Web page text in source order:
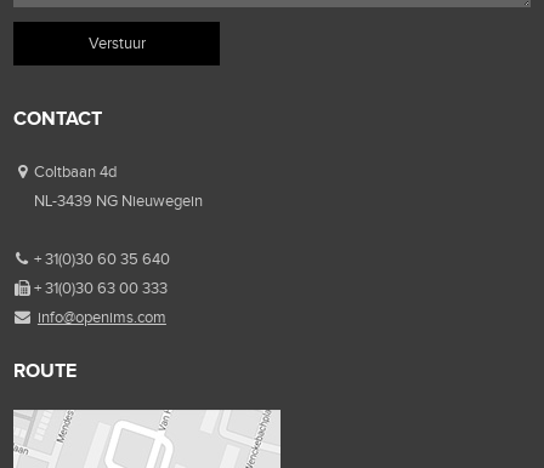
CONTACT
Coltbaan 4d
NL-3439 NG Nieuwegein
+ 31(0)30 60 35 640
+ 31(0)30 63 00 333
info@openims.com
ROUTE